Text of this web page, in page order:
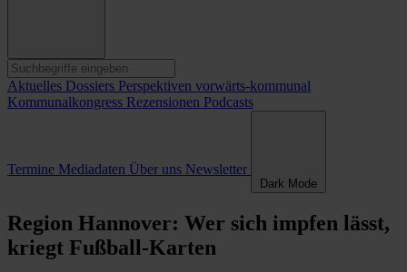
Aktuelles Dossiers Perspektiven vorwärts-kommunal
Kommunalkongress Rezensionen Podcasts
Termine Mediadaten Über uns Newsletter
Dark Mode
Region Hannover: Wer sich impfen lässt,
kriegt Fußball-Karten